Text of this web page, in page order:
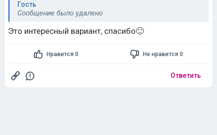
Гость
Сообщение было удалено
Это интересный вариант, спасибо🙂
Нравится 0 Не нравится 0
Ответить